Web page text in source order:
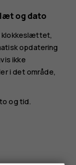
og dato
klokkeslættet,
opdatering
ikke
i det område,
og tid.